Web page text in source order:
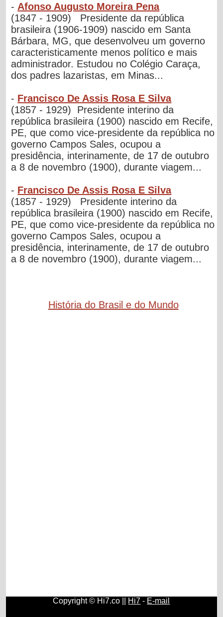
- Afonso Augusto Moreira Pena
(1847 - 1909) Presidente da república
brasileira (1906-1909) nascido em Santa
Bárbara, MG, que desenvolveu um governo
caracteristicamente menos político e mais
administrador. Estudou no Colégio Caraça,
dos padres lazaristas, em Minas...
- Francisco De Assis Rosa E Silva
(1857 - 1929) Presidente interino da
república brasileira (1900) nascido em Recife,
PE, que como vice-presidente da república no
governo Campos Sales, ocupou a
presidência, interinamente, de 17 de outubro
a 8 de novembro (1900), durante viagem...
- Francisco De Assis Rosa E Silva
(1857 - 1929) Presidente interino da
república brasileira (1900) nascido em Recife,
PE, que como vice-presidente da república no
governo Campos Sales, ocupou a
presidência, interinamente, de 17 de outubro
a 8 de novembro (1900), durante viagem...
História do Brasil e do Mundo
Copyright © Hi7.co || Hi7 - E-mail